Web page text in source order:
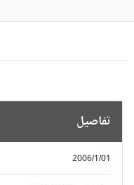
تفاصيل
2006/1/01